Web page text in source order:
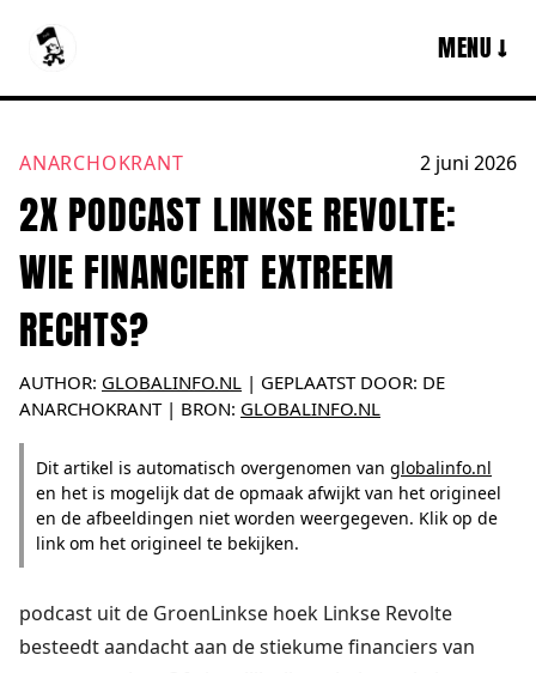
MENU ↓
ANARCHOKRANT 2 juni 2026
2X PODCAST LINKSE REVOLTE:
WIE FINANCIERT EXTREEM
RECHTS?
AUTHOR: GLOBALINFO.NL | GEPLAATST DOOR: DE
ANARCHOKRANT| BRON: GLOBALINFO.NL
Dit artikel is automatisch overgenomen van globalinfo.nl
en het is mogelijk dat de opmaak afwijkt van het origineel
en de afbeeldingen niet worden weergegeven. Klik op de
link om het origineel te bekijken.
podcast uit de GroenLinkse hoek Linkse Revolte
besteedt aandacht aan de stiekume financiers van